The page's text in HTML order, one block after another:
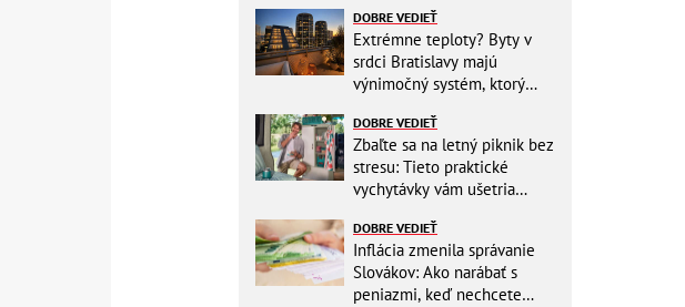
DOBRE VEDIEŤ
Extrémne teploty? Byty v
srdci Bratislavy majú
výnimočný systém, ktorý
DOBRE VEDIEŤ
Zbaľte sa na letný piknik bez
stresu: Tieto praktické
vychytávky vám ušetria
DOBRE VEDIEŤ
Inflácia zmenila správanie
Slovákov: Ako narábať s
peniazmi, keď nechcete